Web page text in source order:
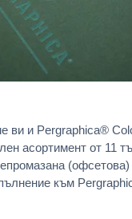
ви и Pergraphica®
асортимент от 11
(офсетова)
към